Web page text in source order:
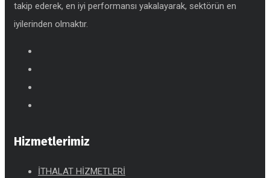
takip ederek, en iyi performansı yakalayarak, sektörün en
iyilerinden olmaktır.
Hizmetlerimiz
İTHALAT HİZMETLERİ